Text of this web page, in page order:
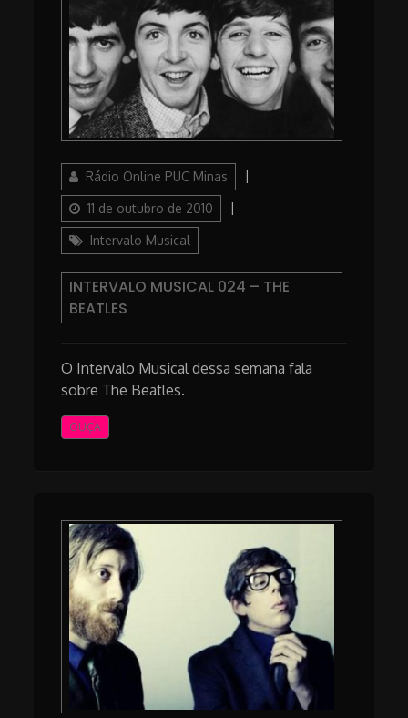
AuthorRádio Online PUC Minas
11 de outubro de 2010
Intervalo Musical
INTERVALO MUSICAL 024 – THE
BEATLES
O Intervalo Musical dessa semana fala
sobre The Beatles.
OUÇA